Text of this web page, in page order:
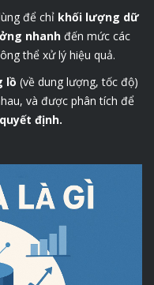
để chỉ khối lượng dữ
nhanh đến mức các
thể xử lý hiệu quả.
lồ (về dung lượng, tốc độ)
và được phân tích để
định.